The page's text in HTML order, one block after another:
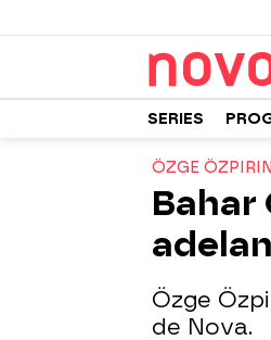
SERIES
ÖZGE
Bahar
Özge
de Nova.